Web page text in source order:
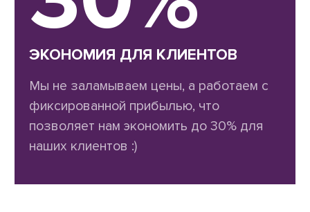
ЭКОНОМИЯ ДЛЯ КЛИЕНТОВ
Мы не заламываем цены, а работаем с
фиксированной прибылью, что
позволяет нам экономить до 30% для
наших клиентов :)